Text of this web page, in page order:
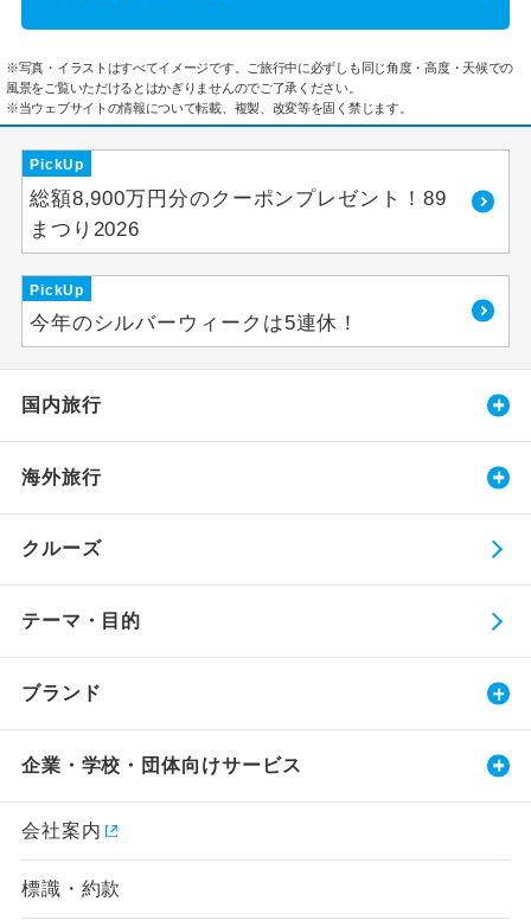
※写真・イラストはすべてイメージです。ご旅行中に必ずしも同じ角度・高度・天候での
風景をご覧いただけるとはかぎりませんのでご了承ください。
※当ウェブサイトの情報について転載、複製、改変等を固く禁じます。
PickUp
総額8,900万円分のクーポンプレゼント！89
まつり2026
PickUp
今年のシルバーウィークは5連休！
国内旅行
海外旅行
クルーズ
テーマ・目的
ブランド
企業・学校・団体向けサービス
会社案内
標識・約款